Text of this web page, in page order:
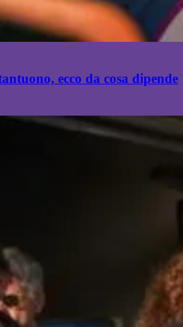
ecco da cosa dipende